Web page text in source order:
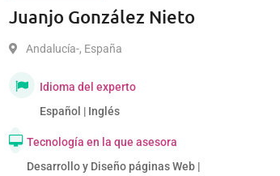
Juanjo González Nieto
Andalucía-, España
Idioma del experto
Español | Inglés
Tecnología en la que asesora
Desarrollo y Diseño páginas Web |